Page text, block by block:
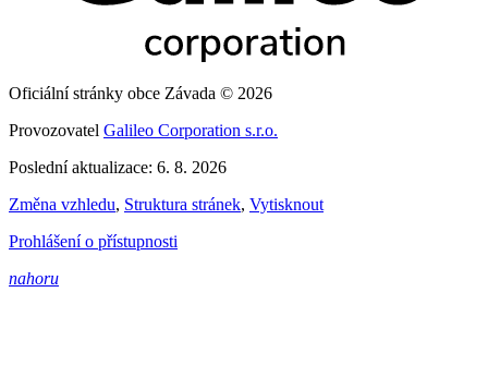
Oficiální stránky obce Závada © 2026
Provozovatel Galileo Corporation s.r.o.
Poslední aktualizace: 6. 8. 2026
Změna vzhledu, Struktura stránek, Vytisknout
Prohlášení o přístupnosti
nahoru